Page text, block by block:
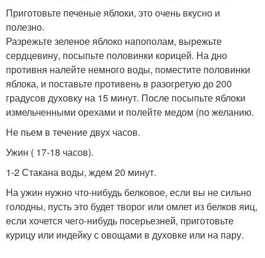
Приготовьте печеные яблоки, это очень вкусно и
полезно.
Разрежьте зеленое яблоко напополам, вырежьте
сердцевину, посыпьте половинки корицей. На дно
противня налейте немного воды, поместите половинки
яблока, и поставьте противень в разогретую до 200
градусов духовку на 15 минут. После посыпьте яблоки
измельченными орехами и полейте медом (по желанию.
Не пьем в течение двух часов.
Ужин ( 17-18 часов).
1-2 Стакана воды, ждем 20 минут.
На ужин нужно что-нибудь белковое, если вы не сильно
голодны, пусть это будет творог или омлет из белков яиц,
если хочется чего-нибудь посерьезней, приготовьте
курицу или индейку с овощами в духовке или на пару.